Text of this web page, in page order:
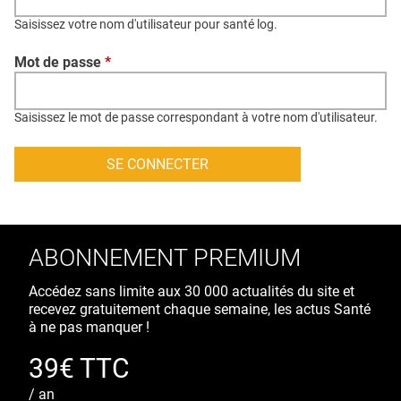
CONTACT
CRÉDITS
Saisissez votre nom d'utilisateur pour santé log.
Mot de passe *
Saisissez le mot de passe correspondant à votre nom d'utilisateur.
ABONNEMENT PREMIUM
Accédez sans limite aux 30 000 actualités du site et
recevez gratuitement chaque semaine, les actus Santé
à ne pas manquer !
39€ TTC
/ an